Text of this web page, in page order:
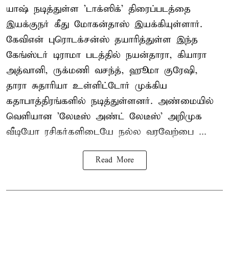
யாஷ் நடித்துள்ள 'டாக்ஸிக்' திரைப்படத்தை
இயக்குநர் கீது மோகன்தாஸ் இயக்கியுள்ளார்.
கேவிஎன் புரொடக்சன்ஸ் தயாரித்துள்ள இந்த
கேங்ஸ்டர் டிராமா படத்தில் நயன்தாரா, கியாரா
அத்வானி, ருக்மணி வசந்த், ஹூமா குரேஷி,
தாரா சுதாரியா உள்ளிட்டோர் முக்கிய
கதாபாத்திரங்களில் நடித்துள்ளனர். அண்மையில்
வெளியான 'லேடீஸ் அண்ட் லேடீஸ்' அறிமுக
வீடியோ ரசிகர்களிடையே நல்ல வரவேற்பை ...
Read More